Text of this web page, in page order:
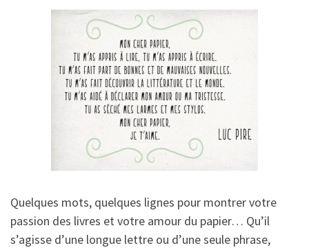
Quelques mots, quelques lignes pour montrer votre
passion des livres et votre amour du papier… Qu’il
s’agisse d’une longue lettre ou d’une seule phrase,